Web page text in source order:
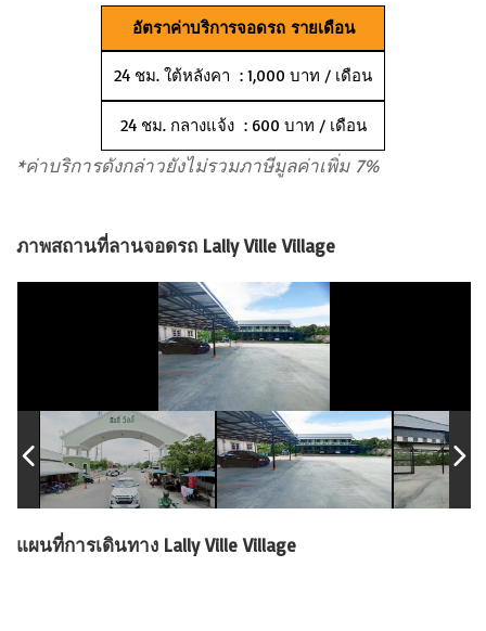
อัตราค่าบริการจอดรถ รายเดือน
24 ชม. ใต้หลังคา : 1,000 บาท / เดือน
24 ชม. กลางแจ้ง : 600 บาท / เดือน
*ค่าบริการดังกล่าวยังไม่รวมภาษีมูลค่าเพิ่ม 7%
ภาพสถานที่ลานจอดรถ Lally Ville Village
แผนที่การเดินทาง Lally Ville Village